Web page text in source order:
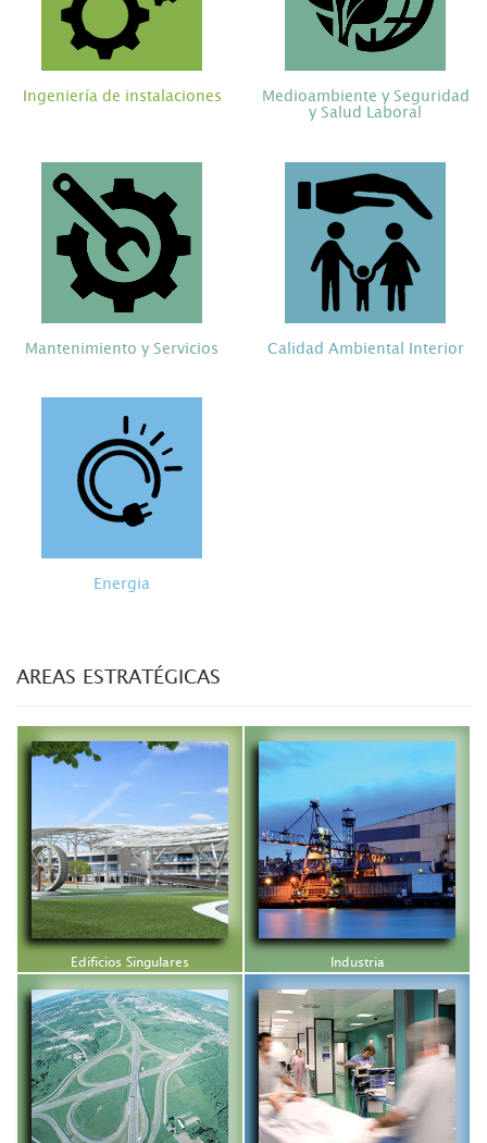
Ingeniería de instalaciones
Medioambiente y Seguridad
y Salud Laboral
Mantenimiento y Servicios Calidad Ambiental Interior
Energia
AREAS ESTRATÉGICAS
Edificios Singulares Industria